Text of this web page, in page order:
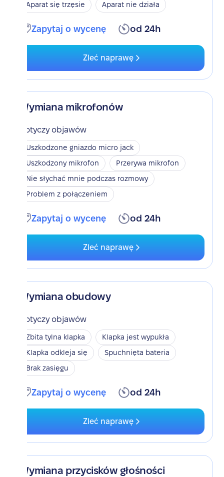
Aparat się trzęsie Aparat nie działa
Zapytaj o wycenę od 24h
Zleć naprawę
Wymiana mikrofonów
Dotyczy objawów
Uszkodzone gniazdo micro jack
Uszkodzony mikrofon
Przerywa mikrofon
Nie słychać mnie podczas rozmowy
Problem z połączeniem
Zapytaj o wycenę od 24h
Zleć naprawę
Wymiana obudowy
Dotyczy objawów
Zbita tylna klapka
Klapka jest wypukła
Klapka odkleja się
Spuchnięta bateria
Brak zasięgu
Zapytaj o wycenę od 24h
Zleć naprawę
Wymiana przycisków głośności